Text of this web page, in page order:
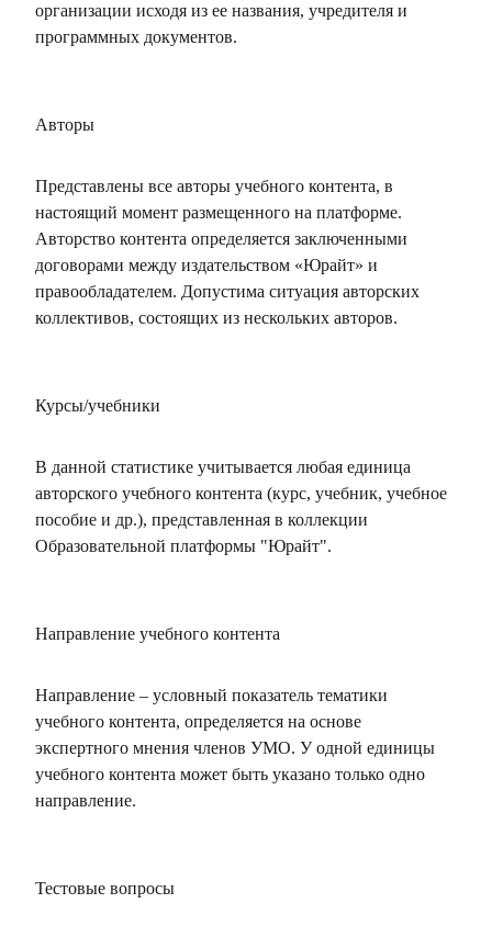
организации исходя из ее названия, учредителя и
программных документов.
Авторы
Представлены все авторы учебного контента, в
настоящий момент размещенного на платформе.
Авторство контента определяется заключенными
договорами между издательством «Юрайт» и
правообладателем. Допустима ситуация авторских
коллективов, состоящих из нескольких авторов.
Курсы/учебники
В данной статистике учитывается любая единица
авторского учебного контента (курс, учебник, учебное
пособие и др.), представленная в коллекции
Образовательной платформы "Юрайт".
Направление учебного контента
Направление – условный показатель тематики
учебного контента, определяется на основе
экспертного мнения членов УМО. У одной единицы
учебного контента может быть указано только одно
направление.
Тестовые вопросы